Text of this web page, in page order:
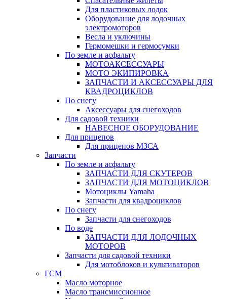
Для пластиковых лодок
Оборудование для лодочных
электромоторов
Весла и уключины
Гермомешки и гермосумки
По земле и асфальту
МОТОАКСЕССУАРЫ
МОТО ЭКИПИРОВКА
ЗАПЧАСТИ И АКСЕССУАРЫ ДЛЯ
КВАДРОЦИКЛОВ
По снегу
Аксессуары для снегоходов
Для садовой техники
НАВЕСНОЕ ОБОРУДОВАНИЕ
Для прицепов
Для прицепов МЗСА
Запчасти
По земле и асфальту
ЗАПЧАСТИ ДЛЯ СКУТЕРОВ
ЗАПЧАСТИ ДЛЯ МОТОЦИКЛОВ
Мотоциклы Yamaha
Запчасти для квадроциклов
По снегу
Запчасти для снегоходов
По воде
ЗАПЧАСТИ ДЛЯ ЛОДОЧНЫХ
МОТОРОВ
Запчасти для садовой техники
Для мотоблоков и культиваторов
ГСМ
Масло моторное
Масло трансмиссионное